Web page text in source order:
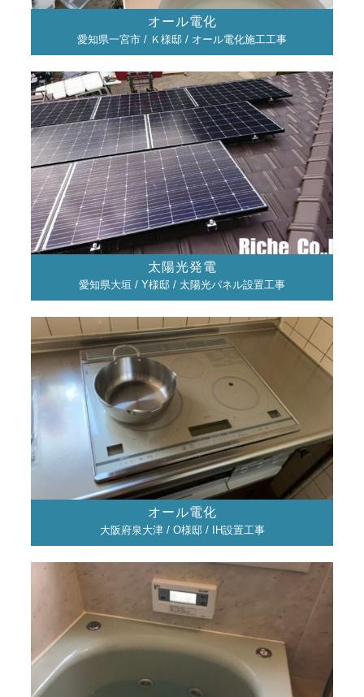
オール電化
愛知県一宮市 / Ｋ様邸 / オール電化施工工事
太陽光発電
愛知県大垣 / Y様邸 / 太陽光パネル設置工事
オール電化
大阪府泉大津 / O様邸 / IH設置工事